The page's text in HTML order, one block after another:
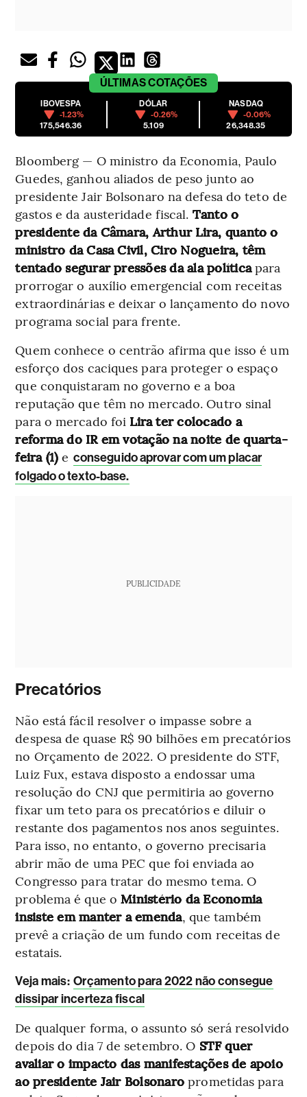
ÚLTIMASCOTAÇÕES
IBOVESPA
-1.23%
175,546.36
DÓLAR
-0.26%
5.109
NASDAQ
-0.06%
26,348.35
Bloomberg — O ministro da Economia, Paulo
Guedes, ganhou aliados de peso junto ao
presidente Jair Bolsonaro na defesa do teto de
gastos e da austeridade fiscal. Tanto o
presidente da Câmara, Arthur Lira, quanto o
ministro da Casa Civil, Ciro Nogueira, têm
tentado segurar pressões da ala políticapara
prorrogar o auxílio emergencial com receitas
extraordinárias e deixar o lançamento do novo
programa social para frente.
Quem conhece o centrão afirma que isso é um
esforço dos caciques para proteger o espaço
que conquistaram no governo e a boa
reputação que têm no mercado. Outro sinal
para o mercado foi Lira ter colocado a
reforma do IR em votação na noite de quarta-
feira (1)e conseguido aprovar com um placar
folgado o texto-base.
PUBLICIDADE
Precatórios
Não está fácil resolver o impasse sobre a
despesa de quase R$ 90 bilhões em precatórios
no Orçamento de 2022. O presidente do STF,
Luiz Fux, estava disposto a endossar uma
resolução do CNJ que permitiria ao governo
fixar um teto para os precatórios e diluir o
restante dos pagamentos nos anos seguintes.
Para isso, no entanto, o governo precisaria
abrir mão de uma PEC que foi enviada ao
Congresso para tratar do mesmo tema. O
problema é que oMinistério da Economia
insiste em manter a emenda, que também
prevê a criação de um fundo com receitas de
estatais.
Veja mais: Orçamento para 2022 não consegue
dissipar incerteza fiscal
De qualquer forma, o assunto só será resolvido
depois do dia 7 de setembro. O STF quer
avaliar o impacto das manifestações de apoio
ao presidente Jair Bolsonaro prometidas para